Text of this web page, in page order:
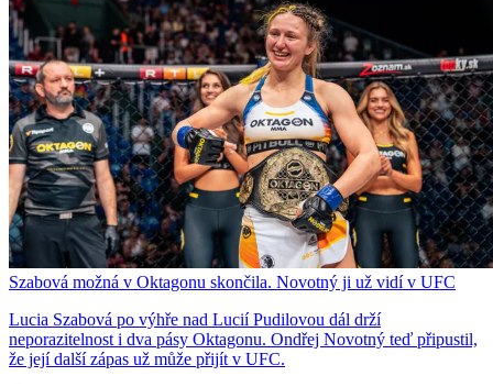
Szabová možná v Oktagonu skončila. Novotný ji už vidí v UFC
Lucia Szabová po výhře nad Lucií Pudilovou dál drží
neporazitelnost i dva pásy Oktagonu. Ondřej Novotný teď připustil,
že její další zápas už může přijít v UFC.